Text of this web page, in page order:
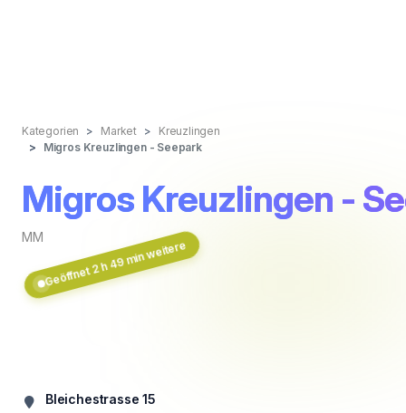
Kategorien Market
Kreuzlingen
Migros Kreuzlingen - Seepark
Migros Kreuzlingen -
MM
Geöffnet 2 h 49 min weitere
Bleichestrasse 15